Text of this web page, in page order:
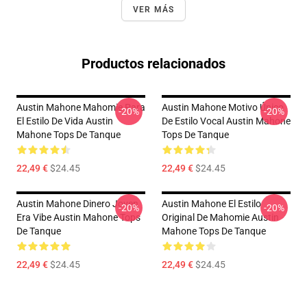
VER MÁS
Productos relacionados
Austin Mahone Mahomie Para
El Estilo De Vida Austin
Mahone Tops De Tanque
22,49 €$24.45
-20%
Austin Mahone Motivo Único
De Estilo Vocal Austin Mahone
Tops De Tanque
22,49 €$24.45
-20%
Austin Mahone Dinero Joven
Era Vibe Austin Mahone Tops
De Tanque
22,49 €$24.45
-20%
Austin Mahone El Estilo
Original De Mahomie Austin
Mahone Tops De Tanque
22,49 €$24.45
-20%